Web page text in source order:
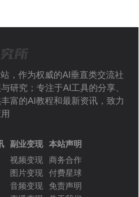
，作为权威的AI垂直类交流社
研究；专注于AI工具的分享、
富的AI教程和最新资讯，致力
副业变现
视频变现
图片变现
音频变现
本站声明
商务合作
付费星球
免责声明